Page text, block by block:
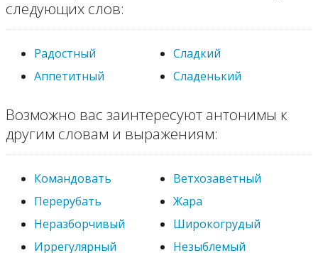
следующих слов:
Радостный
Сладкий
Аппетитный
Сладенький
Возможно вас заинтересуют антонимы к
другим словам и выражениям:
Командовать
Ветхозаветный
Перерубать
Жара
Неразборчивый
Широкогрудый
Иррегулярный
Незыблемый